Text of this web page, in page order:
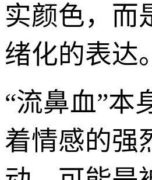
实颜色，而
绪化的表达。
“流鼻血”本
着情感的强